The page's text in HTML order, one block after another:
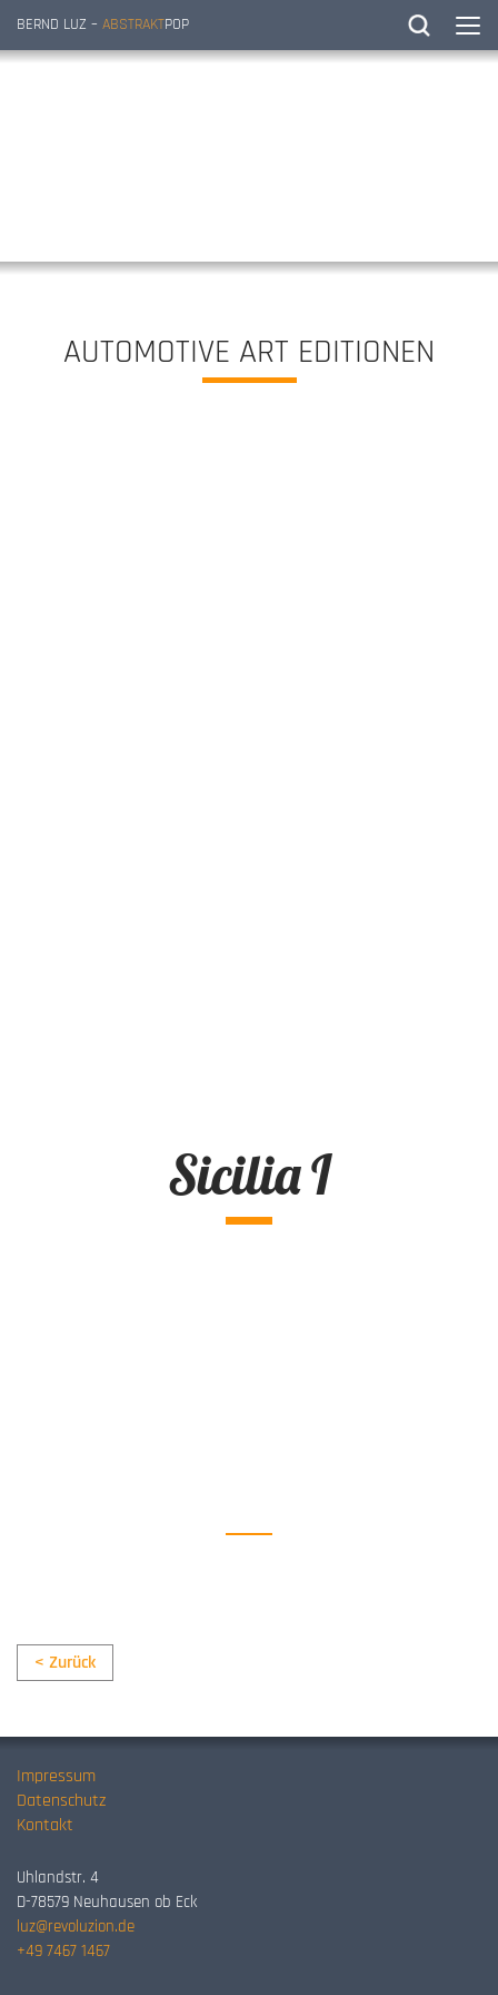
BERND LUZ – ABSTRAKTPOP
AUTOMOTIVE ART EDITIONEN
Sicilia I
< Zurück
Impressum
Datenschutz
Kontakt
Uhlandstr. 4
D-78579 Neuhausen ob Eck
luz@revoluzion.de
+49 7467 1467